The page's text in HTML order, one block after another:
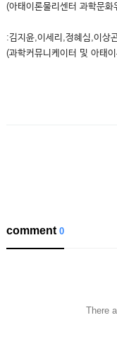
(아태이론물리센터 과학문화
:김지윤,이세리,정혜심,이상
(과학커뮤니케이터 및 아태
comment0
There